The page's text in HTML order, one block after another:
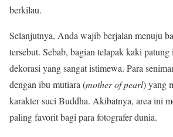
berkilau.
Selanjutnya, Anda wajib berjalan menuju
tersebut. Sebab, bagian telapak kaki
dekorasi yang sangat istimewa. Para
dengan ibu mutiara (mother of pearl) yang
karakter suci Buddha. Akibatnya, area ini
paling favorit bagi para fotografer dunia.